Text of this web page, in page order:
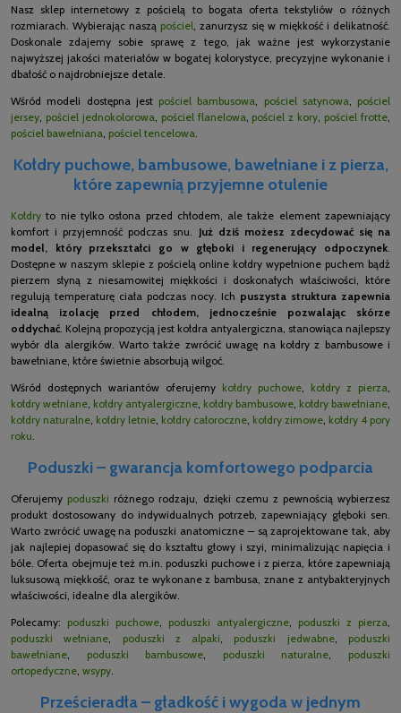
Nasz sklep internetowy z pościelą to bogata oferta tekstyliów o różnych
rozmiarach. Wybierając naszą pościel, zanurzysz się w miękkość i delikatność.
Doskonale zdajemy sobie sprawę z tego, jak ważne jest wykorzystanie
najwyższej jakości materiałów w bogatej kolorystyce, precyzyjne wykonanie i
dbałość o najdrobniejsze detale.
Wśród modeli dostępna jest pościel bambusowa, pościel satynowa, pościel
jersey, pościel jednokolorowa, pościel flanelowa, pościel z kory, pościel frotte,
pościel bawełniana, pościel tencelowa.
Kołdry puchowe, bambusowe, bawełniane i z pierza,
które zapewnią przyjemne otulenie
Kołdry to nie tylko osłona przed chłodem, ale także element zapewniający
komfort i przyjemność podczas snu. Już dziś możesz zdecydować się na
model, który przekształci go w głęboki i regenerujący odpoczynek.
Dostępne w naszym sklepie z pościelą online kołdry wypełnione puchem bądź
pierzem słyną z niesamowitej miękkości i doskonałych właściwości, które
regulują temperaturę ciała podczas nocy. Ich puszysta struktura zapewnia
idealną izolację przed chłodem, jednocześnie pozwalając skórze
oddychać. Kolejną propozycją jest kołdra antyalergiczna, stanowiąca najlepszy
wybór dla alergików. Warto także zwrócić uwagę na kołdry z bambusowe i
bawełniane, które świetnie absorbują wilgoć.
Wśród dostępnych wariantów oferujemy kołdry puchowe, kołdry z pierza,
kołdry wełniane, kołdry antyalergiczne, kołdry bambusowe, kołdry bawełniane,
kołdry naturalne, kołdry letnie, kołdry całoroczne, kołdry zimowe, kołdry 4 pory
roku.
Poduszki – gwarancja komfortowego podparcia
Oferujemy poduszki różnego rodzaju, dzięki czemu z pewnością wybierzesz
produkt dostosowany do indywidualnych potrzeb, zapewniający głęboki sen.
Warto zwrócić uwagę na poduszki anatomiczne – są zaprojektowane tak, aby
jak najlepiej dopasować się do kształtu głowy i szyi, minimalizując napięcia i
bóle. Oferta obejmuje też m.in. poduszki puchowe i z pierza, które zapewniają
luksusową miękkość, oraz te wykonane z bambusa, znane z antybakteryjnych
właściwości, idealne dla alergików.
Polecamy: poduszki puchowe, poduszki antyalergiczne, poduszki z pierza,
poduszki wełniane, poduszki z alpaki, poduszki jedwabne, poduszki
bawełniane, poduszki bambusowe, poduszki naturalne, poduszki
ortopedyczne, wsypy.
Prześcieradła – gładkość i wygoda w jednym